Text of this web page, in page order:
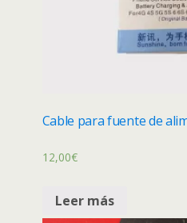
Cable para fuente de
12,00€
Leer más